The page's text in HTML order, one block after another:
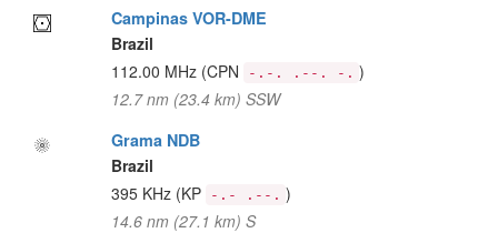
Campinas VOR-DME
Brazil
112.00 MHz (CPN -.-. .--. -. )
12.7 nm (23.4 km) SSW
Grama NDB
Brazil
395 KHz (KP -.- .--. )
14.6 nm (27.1 km) S